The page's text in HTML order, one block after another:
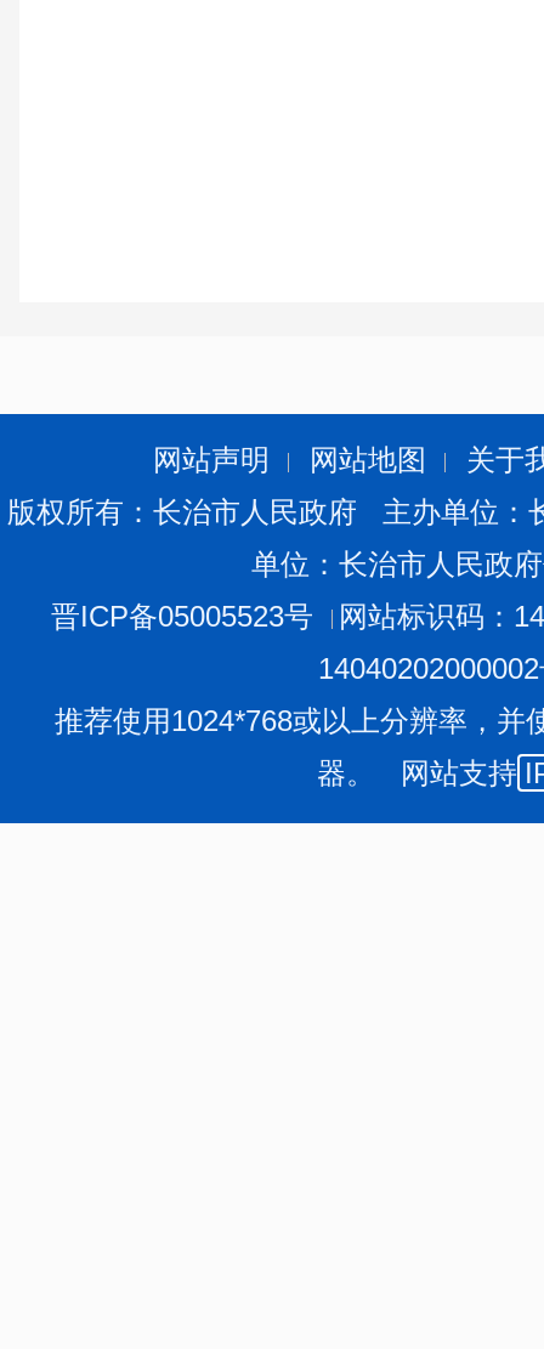
网站声明 网站地图
关于
版权所有：长治市人民政府 主办单位
单位：长治市人民政
晋ICP备05005523号
网站标识码：
推荐使用1024*768或以上分辨率，并
器。 网站支持